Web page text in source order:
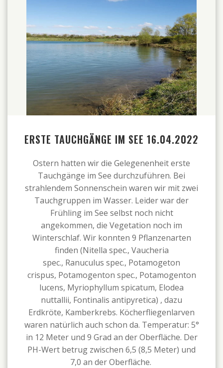
ERSTE TAUCHGÄNGE IM SEE 16.04.2022
Ostern hatten wir die Gelegenenheit erste
Tauchgänge im See durchzuführen. Bei
strahlendem Sonnenschein waren wir mit zwei
Tauchgruppen im Wasser. Leider war der
Frühling im See selbst noch nicht
angekommen, die Vegetation noch im
Winterschlaf. Wir konnten 9 Pflanzenarten
finden (Nitella spec., Vaucheria
spec., Ranuculus spec., Potamogeton
crispus, Potamogenton spec., Potamogenton
lucens, Myriophyllum spicatum, Elodea
nuttallii, Fontinalis antipyretica) , dazu
Erdkröte, Kamberkrebs. Köcherfliegenlarven
waren natürlich auch schon da. Temperatur: 5°
in 12 Meter und 9 Grad an der Oberfläche. Der
PH-Wert betrug zwischen 6,5 (8,5 Meter) und
7,0 an der Oberfläche.